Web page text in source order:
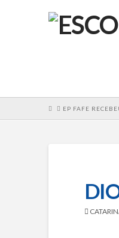
HOMEEP FAFE